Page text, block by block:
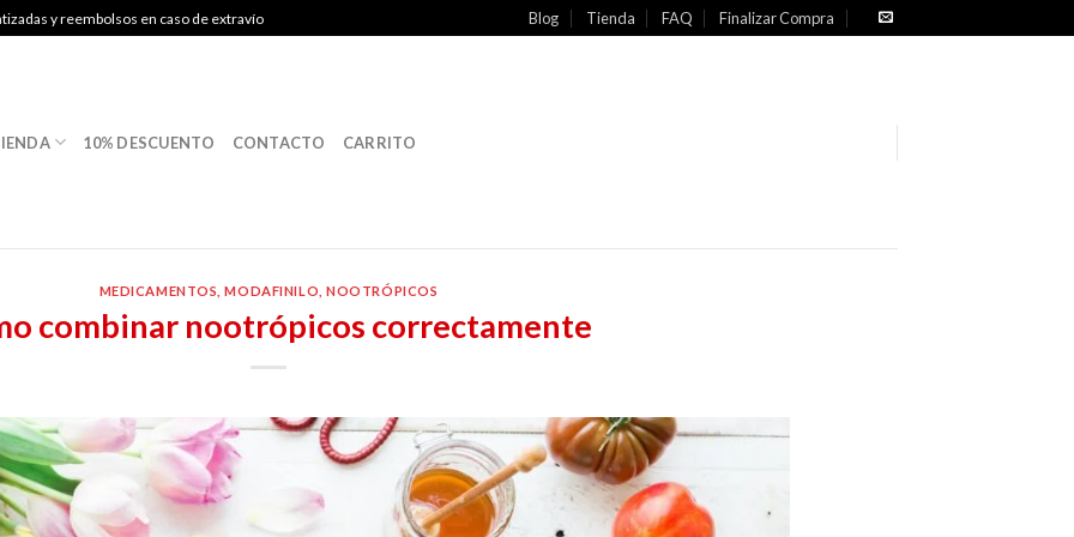
y reembolsos en caso de extravío Blog Tienda FAQ Finalizar Compra
10% DESCUENTO CONTACTO CARRITO
MEDICAMENTOS ,MODAFINILO ,NOOTRÓPICOS
combinar nootrópicos correctamente